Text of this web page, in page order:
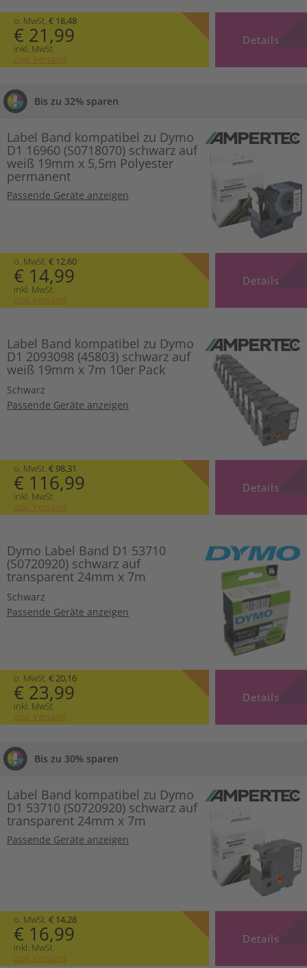
o. MwSt. € 18,48
€ 21,99
inkl. MwSt.
zzgl. Versand
Details
Bis zu 32% sparen
Label Band kompatibel zu Dymo
D1 16960 (S0718070) schwarz auf
weiß 19mm x 5,5m Polyester
permanent
Passende Geräte anzeigen
o. MwSt. € 12,60
€ 14,99
inkl. MwSt.
zzgl. Versand
Details
Label Band kompatibel zu Dymo
D1 2093098 (45803) schwarz auf
weiß 19mm x 7m 10er Pack
Schwarz
Passende Geräte anzeigen
o. MwSt. € 98,31
€ 116,99
inkl. MwSt.
zzgl. Versand
Details
Dymo Label Band D1 53710
(S0720920) schwarz auf
transparent 24mm x 7m
Schwarz
Passende Geräte anzeigen
o. MwSt. € 20,16
€ 23,99
inkl. MwSt.
zzgl. Versand
Details
Bis zu 30% sparen
Label Band kompatibel zu Dymo
D1 53710 (S0720920) schwarz auf
transparent 24mm x 7m
Passende Geräte anzeigen
o. MwSt. € 14,28
€ 16,99
inkl. MwSt.
zzgl. Versand
Details